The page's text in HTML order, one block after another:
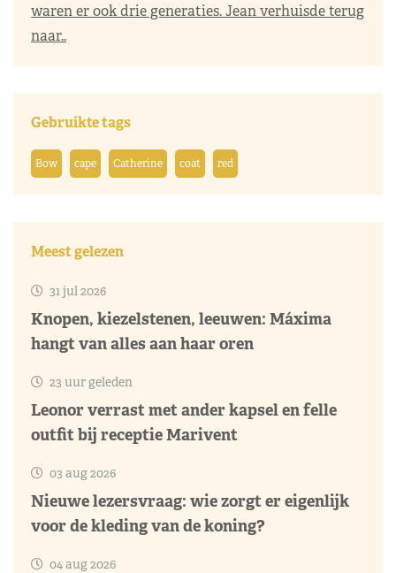
waren er ook drie generaties. Jean verhuisde terug
naar..
Gebruikte tags
Bow cape Catherine coat red
Meest gelezen
31 jul 2026
Knopen, kiezelstenen, leeuwen: Máxima
hangt van alles aan haar oren
23 uur geleden
Leonor verrast met ander kapsel en felle
outfit bij receptie Marivent
03 aug 2026
Nieuwe lezersvraag: wie zorgt er eigenlijk
voor de kleding van de koning?
04 aug 2026